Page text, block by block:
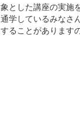
とした講座の実施
学しているみなさ
ることがあります